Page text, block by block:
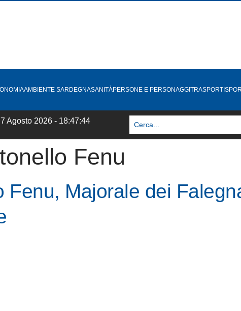
AMBIENTE SARDEGNASANITÀPERSONE E PERSONAGGI TRASPORTI
Agosto 2026 - 18:47:44
Fenu
Fenu, Majorale dei